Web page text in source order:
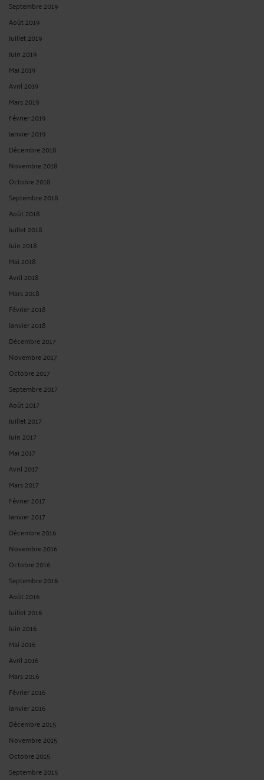
Septembre 2019
Août 2019
Juillet 2019
Juin 2019
Mai 2019
Avril 2019
Mars 2019
Février 2019
Janvier 2019
Décembre 2018
Novembre 2018
Octobre 2018
Septembre 2018
Août 2018
Juillet 2018
Juin 2018
Mai 2018
Avril 2018
Mars 2018
Février 2018
Janvier 2018
Décembre 2017
Novembre 2017
Octobre 2017
Septembre 2017
Août 2017
Juillet 2017
Juin 2017
Mai 2017
Avril 2017
Mars 2017
Février 2017
Janvier 2017
Décembre 2016
Novembre 2016
Octobre 2016
Septembre 2016
Août 2016
Juillet 2016
Juin 2016
Mai 2016
Avril 2016
Mars 2016
Février 2016
Janvier 2016
Décembre 2015
Novembre 2015
Octobre 2015
Septembre 2015